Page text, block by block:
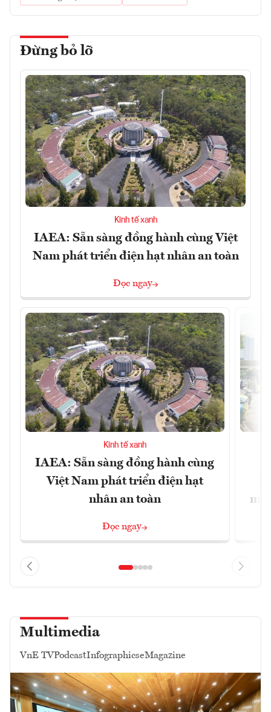
Đừng bỏ lỡ
Kinh tế xanh
IAEA: Sẵn sàng đồng hành cùng Việt
Nam phát triển điện hạt nhân an toàn
Đọc ngay
Kinh tế xanh
IAEA: Sẵn sàng đồng hành cùng
Việt Nam phát triển điện hạt
nhân an toàn
Đọc ngay
Multimedia
VnE TVPodcastInfographicseMagazine